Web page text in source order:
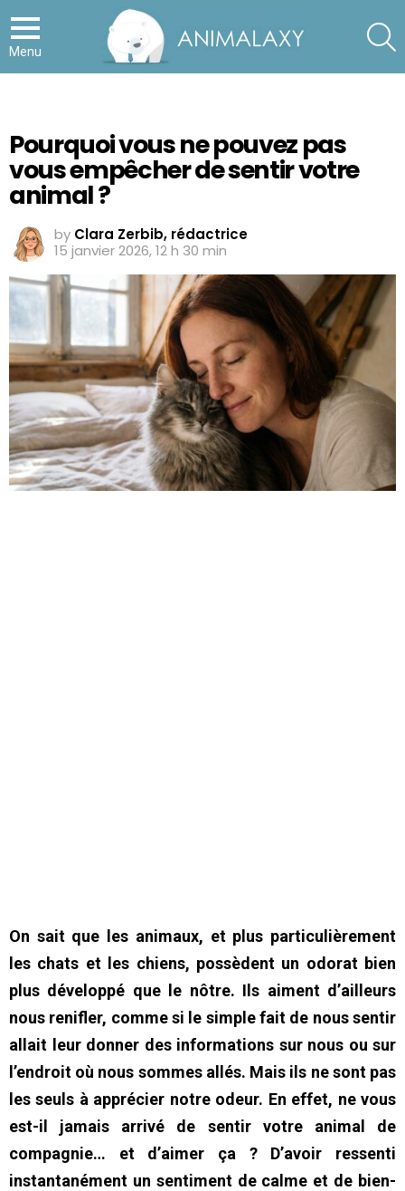
Menu
Pourquoi vous ne pouvez pas
vous empêcher de sentir votre
animal ?
by Clara Zerbib, rédactrice
15 janvier 2026, 12 h 30 min
On sait que les animaux, et plus particulièrement
les chats et les chiens, possèdent un odorat bien
plus développé que le nôtre. Ils aiment d’ailleurs
nous renifler, comme si le simple fait de nous sentir
allait leur donner des informations sur nous ou sur
l’endroit où nous sommes allés. Mais ils ne sont pas
les seuls à apprécier notre odeur. En effet, ne vous
est-il jamais arrivé de sentir votre animal de
compagnie… et d’aimer ça ? D’avoir ressenti
instantanément un sentiment de calme et de bien-